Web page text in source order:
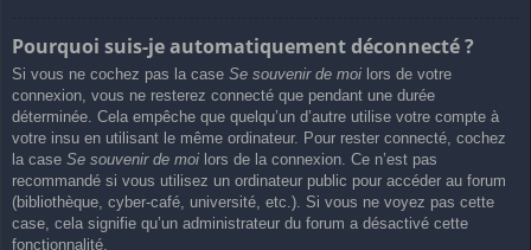
Pourquoi suis-je automatiquement déconnecté ?
Si vous ne cochez pas la case Se souvenir de moi lors de votre
connexion, vous ne resterez connecté que pendant une durée
déterminée. Cela empêche que quelqu’un d’autre utilise votre compte à
votre insu en utilisant le même ordinateur. Pour rester connecté, cochez
la case Se souvenir de moi lors de la connexion. Ce n’est pas
recommandé si vous utilisez un ordinateur public pour accéder au forum
(bibliothèque, cyber-café, université, etc.). Si vous ne voyez pas cette
case, cela signifie qu’un administrateur du forum a désactivé cette
fonctionnalité.